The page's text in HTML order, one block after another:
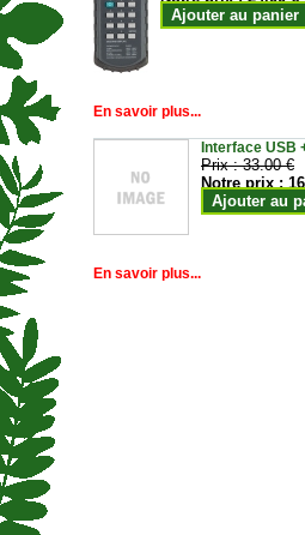
Ajouter au panier
En savoir plus...
Interface USB
Prix :33.00 €
Notre prix :
Ajouter au
En savoir plus...